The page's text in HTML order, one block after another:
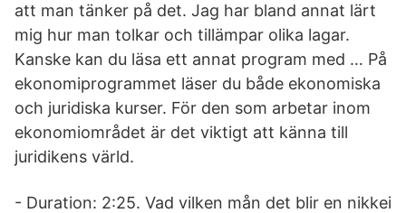
att man tänker på det. Jag har bland annat lärt
mig hur man tolkar och tillämpar olika lagar.
Kanske kan du läsa ett annat program med … På
ekonomiprogrammet läser du både ekonomiska
och juridiska kurser. För den som arbetar inom
ekonomiområdet är det viktigt att känna till
juridikens värld.
- Duration: 2:25. Vad vilken mån det blir en nikkei